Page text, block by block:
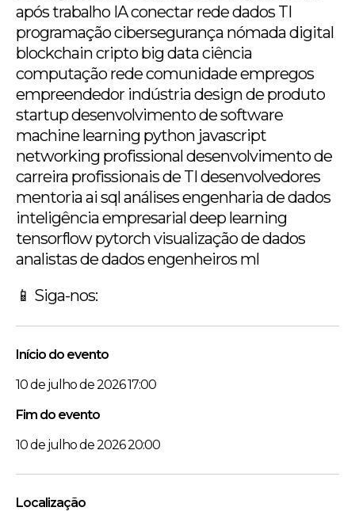
após trabalho IA conectar rede dados TI
programação cibersegurança nómada digital
blockchain cripto big data ciência
computação rede comunidade empregos
empreendedor indústria design de produto
startup desenvolvimento de software
machine learning python javascript
networking profissional desenvolvimento de
carreira profissionais de TI desenvolvedores
mentoria ai sql análises engenharia de dados
inteligência empresarial deep learning
tensorflow pytorch visualização de dados
analistas de dados engenheiros ml
📱 Siga-nos:
Início do evento
10 de julho de 2026 17:00
Fim do evento
10 de julho de 2026 20:00
Localização